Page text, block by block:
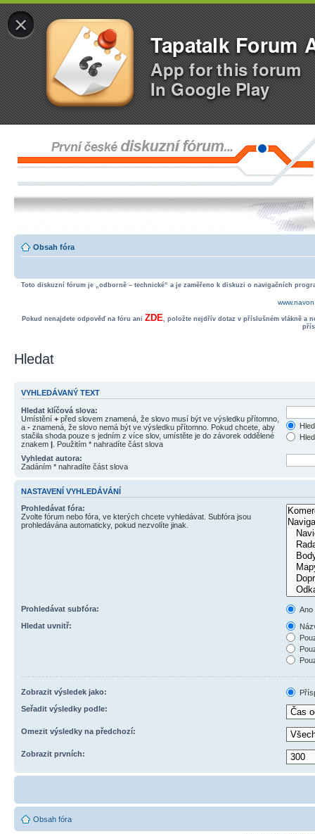
×
Tapatalk Forum
App for this forum
In Google Play
Obsah fóra
Toto diskuzní fórum je „odborně – technické“ a je zaměřeno k diskuzi o navigačních
Pokud nenajdete odpověď na fóru ani ZDE, položte nejdřív dotaz v příslušném vlákně a
Hledat
VYHLEDÁVANÝ TEXT
Hledat klíčová slova:
Umístění + před slovem znamená, že slovo musí být ve výsledku přítomno,
a - znamená, že slovo nemá být ve výsledku přítomno. Pokud chcete, aby
stačila shoda pouze s jedním z více slov, umístěte je do závorek oddělené
znakem | . Použitím * nahradíte část slova
Vyhledat autora:
Zadáním * nahradíte část slova
NASTAVENÍ VYHLEDÁVÁNÍ
Prohledávat fóra:
Zvolte fórum nebo fóra, ve kterých chcete vyhledávat. Subfóra jsou
prohledávána automaticky, pokud nezvolíte jinak.
Prohledávat subfóra:
Ano
Hledat uvnitř:
Zobrazit výsledek jako:
Seřadit výsledky podle:
Omezit výsledky na předchozí:
Zobrazit prvních:
Obsah fóra